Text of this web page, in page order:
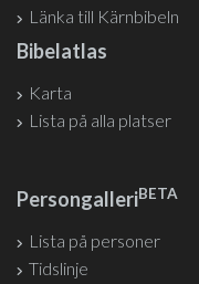
Länka till Kärnbibeln
Bibelatlas
Karta
Lista på alla platser
PersongalleriBETA
Lista på personer
Tidslinje